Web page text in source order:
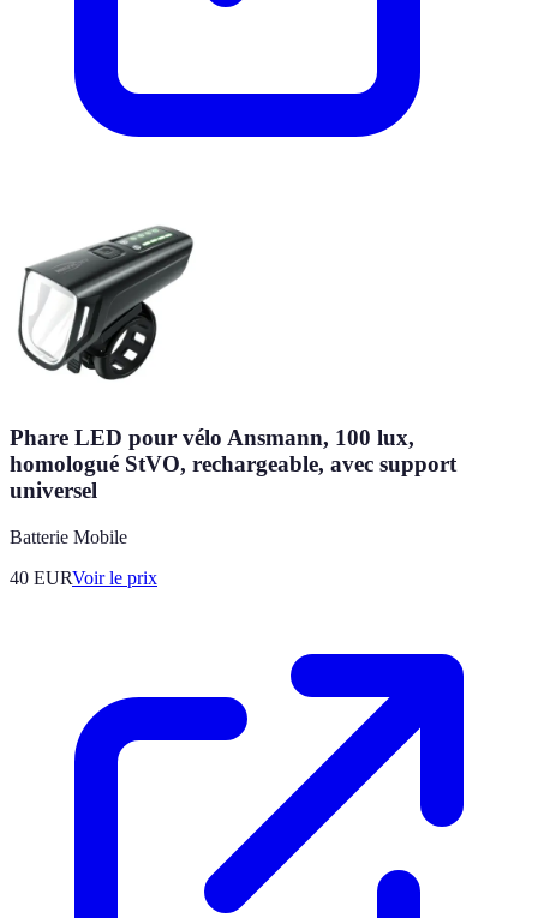
Phare LED pour vélo Ansmann, 100 lux,
homologué StVO, rechargeable, avec support
universel
Batterie Mobile
40 EURVoir le prix